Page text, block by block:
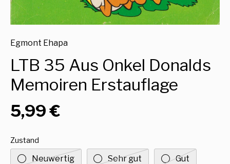
Egmont Ehapa
LTB 35 Aus Onkel Donalds
Memoiren Erstauflage
5,99 €
Zustand
Neuwertig Sehr gut Gut